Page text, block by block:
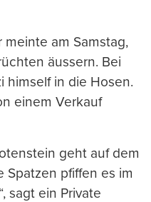
meinte am Samstag,
äussern. Bei
himself in die Hosen.
einem Verkauf
geht auf dem
Spatzen pfiffen es im
sagt ein Private